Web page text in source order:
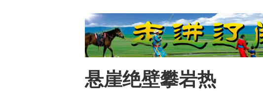
悬崖绝壁攀岩热